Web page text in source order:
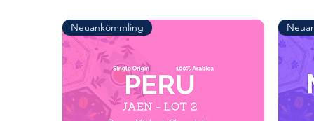
Neuankömmling